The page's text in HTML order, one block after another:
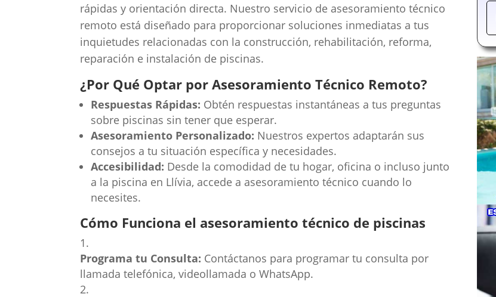
rápidas y orientación directa. Nuestro servicio de asesoramiento técnico
remoto está diseñado para proporcionar soluciones inmediatas a tus
inquietudes relacionadas con la construcción, rehabilitación, reforma,
reparación e instalación de piscinas.
¿Por Qué Optar por Asesoramiento Técnico Remoto?
Respuestas Rápidas: Obtén respuestas instantáneas a tus preguntas
sobre piscinas sin tener que esperar.
Asesoramiento Personalizado: Nuestros expertos adaptarán sus
consejos a tu situación específica y necesidades.
Accesibilidad: Desde la comodidad de tu hogar, oficina o incluso junto
a la piscina en Llívia, accede a asesoramiento técnico cuando lo
necesites.
Cómo Funciona el asesoramiento técnico de piscinas
Programa tu Consulta: Contáctanos para programar tu consulta por
llamada telefónica, videollamada o WhatsApp.